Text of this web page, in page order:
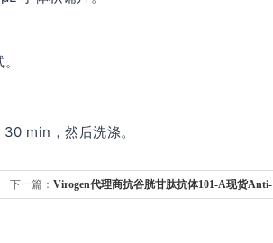
min，然后洗涤。
下一篇： Virogen代理商抗谷胱甘肽抗体101-A现货Anti-